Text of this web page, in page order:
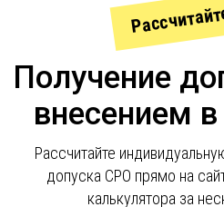
Получение
внесением в
Рассчитайте
допуска СРО прямо на
калькулятора за